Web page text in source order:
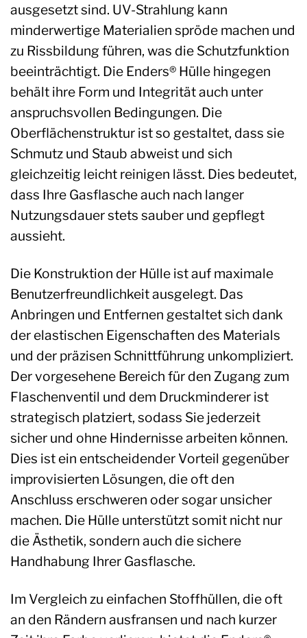
ausgesetzt sind. UV-Strahlung kann
minderwertige Materialien spröde machen und
zu Rissbildung führen, was die Schutzfunktion
beeinträchtigt. Die Enders® Hülle hingegen
behält ihre Form und Integrität auch unter
anspruchsvollen Bedingungen. Die
Oberflächenstruktur ist so gestaltet, dass sie
Schmutz und Staub abweist und sich
gleichzeitig leicht reinigen lässt. Dies bedeutet,
dass Ihre Gasflasche auch nach langer
Nutzungsdauer stets sauber und gepflegt
aussieht.
Die Konstruktion der Hülle ist auf maximale
Benutzerfreundlichkeit ausgelegt. Das
Anbringen und Entfernen gestaltet sich dank
der elastischen Eigenschaften des Materials
und der präzisen Schnittführung unkompliziert.
Der vorgesehene Bereich für den Zugang zum
Flaschenventil und dem Druckminderer ist
strategisch platziert, sodass Sie jederzeit
sicher und ohne Hindernisse arbeiten können.
Dies ist ein entscheidender Vorteil gegenüber
improvisierten Lösungen, die oft den
Anschluss erschweren oder sogar unsicher
machen. Die Hülle unterstützt somit nicht nur
die Ästhetik, sondern auch die sichere
Handhabung Ihrer Gasflasche.
Im Vergleich zu einfachen Stoffhüllen, die oft
an den Rändern ausfransen und nach kurzer